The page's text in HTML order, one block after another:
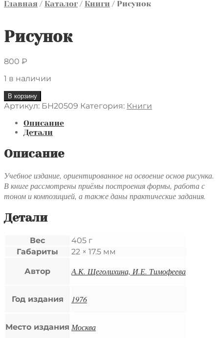
Главная / Каталог / Книги / Рисунок
Рисунок
800 ₽
1 в наличии
Количество
товара
В корзину
Артикул: БН20509 Категория: Книги
Описание
Детали
Описание
Учебное издание, ориентированное на освоение основ рисунка.
В книге рассмотрены приёмы построения формы, работа с
тоном и композицией, а также даны практические задания.
Детали
Вес
405 г
Габариты
22 × 17.5 мм
Автор А.К. Щеголихина, И.Е. Тимофеева
Год издания 1976
Место издания Москва